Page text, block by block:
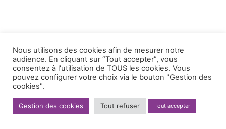
Nous utilisons des cookies afin de mesurer notre
audience. En cliquant sur “Tout accepter”, vous
consentez à l'utilisation de TOUS les cookies. Vous
pouvez configurer votre choix via le bouton "Gestion des
cookies".
Gestion des cookies Tout refuser Tout accepter